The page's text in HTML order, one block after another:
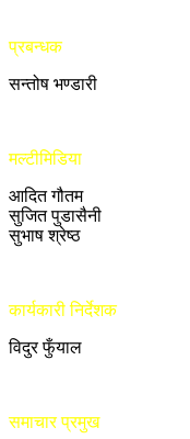
प्रबन्धक
सन्तोष भण्डारी
मल्टीमिडिया
आदित गौतम
सुजित पुडासैनी
सुभाष श्रेष्ठ
कार्यकारी निर्देशक
विदुर फुँयाल
समाचार प्रमुख